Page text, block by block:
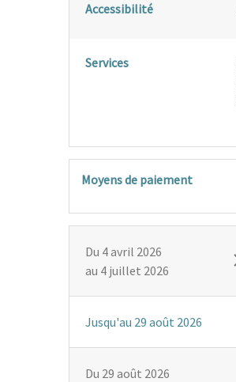
Accessibilité
Services
Moyens de paiement
Du 4 avril 2026
au 4 juillet 2026
Jusqu'au 29 août 2026
Du 29 août 2026